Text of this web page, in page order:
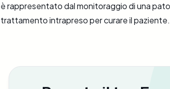
è rappresentato dal monitoraggio di una
trattamento intrapreso per curare il paziente.